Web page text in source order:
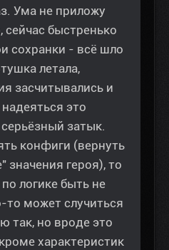
Ума не приложу
сейчас быстренько
сохранки - всё шло
летала,
засчитывались и
это
затык.
конфиги (вернуть
значения героя), то
логике быть не
то может случиться
так, но вроде это
характеристик